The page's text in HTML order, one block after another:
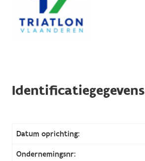
Identificatiegegevens
Datum oprichting:
Ondernemingsnr: